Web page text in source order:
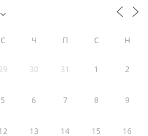
С Ч П С Н
30 31 1 2
5 6 7 8 9
13 14 15 16